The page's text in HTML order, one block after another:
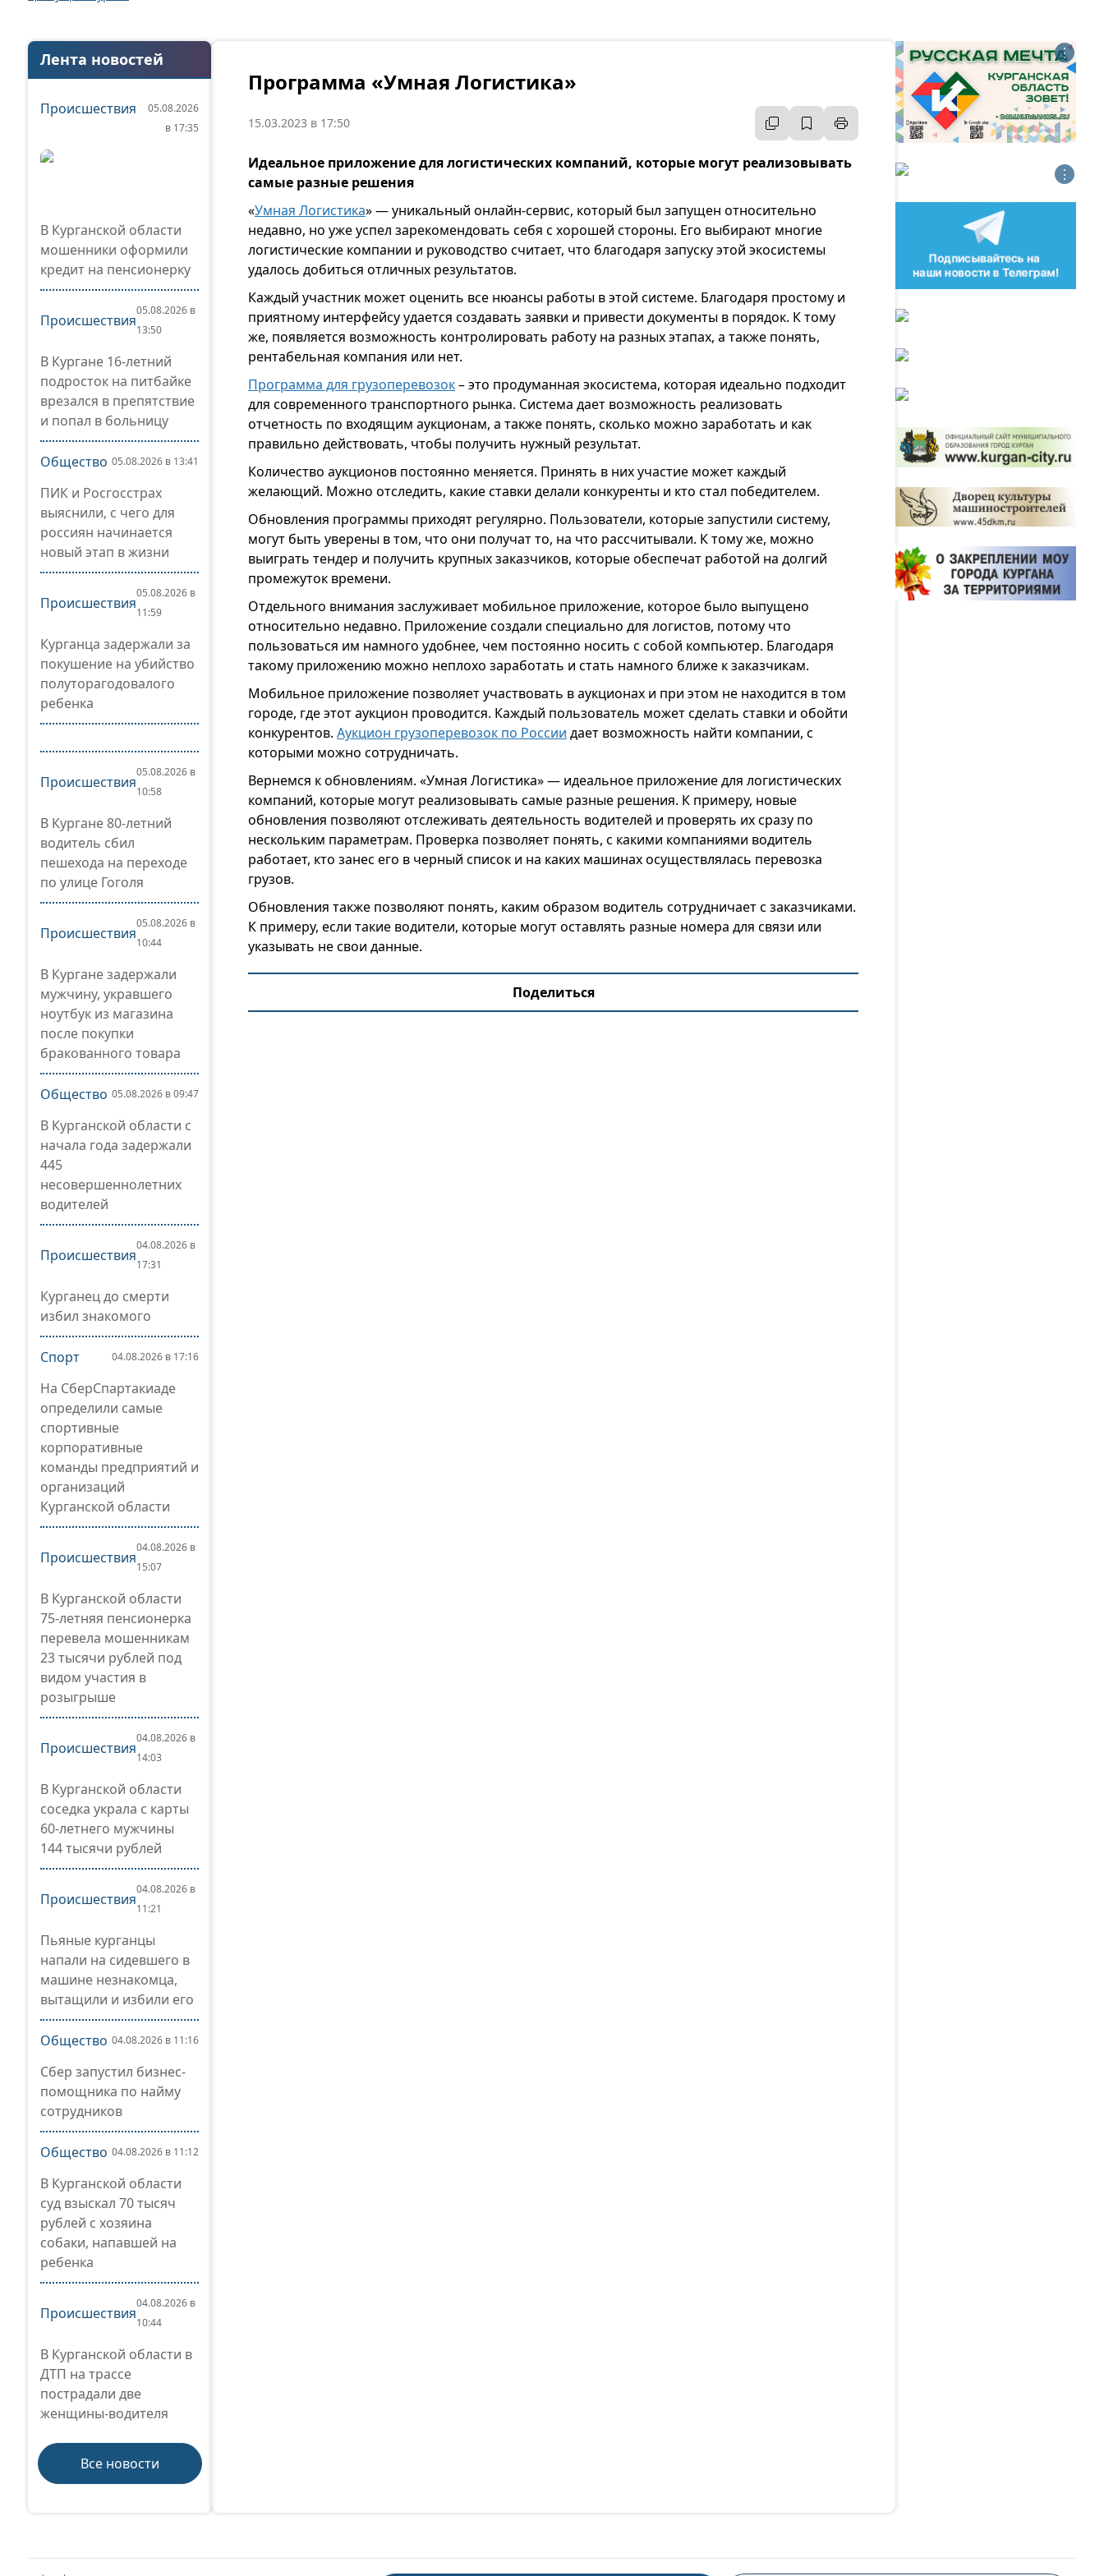
Лента новостей
Происшествия
05.08.2026
в 17:35
В Курганской области
мошенники оформили
кредит на пенсионерку
Происшествия
05.08.2026 в
13:50
В Кургане 16-летний
подросток на питбайке
врезался в препятствие
и попал в больницу
Общество 05.08.2026 в 13:41
ПИК и Росгосстрах
выяснили, с чего для
россиян начинается
новый этап в жизни
Происшествия
05.08.2026 в
11:59
Курганца задержали за
покушение на убийство
полуторагодовалого
ребенка
Происшествия
05.08.2026 в
10:58
В Кургане 80-летний
водитель сбил
пешехода на переходе
по улице Гоголя
Происшествия
05.08.2026 в
10:44
В Кургане задержали
мужчину, укравшего
ноутбук из магазина
после покупки
бракованного товара
Общество 05.08.2026 в 09:47
В Курганской области с
начала года задержали
445
несовершеннолетних
водителей
Происшествия
04.08.2026 в
17:31
Курганец до смерти
избил знакомого
Спорт 04.08.2026 в 17:16
На СберСпартакиаде
определили самые
спортивные
корпоративные
команды предприятий и
организаций
Курганской области
Происшествия
04.08.2026 в
15:07
В Курганской области
75-летняя пенсионерка
перевела мошенникам
23 тысячи рублей под
видом участия в
розыгрыше
Происшествия
04.08.2026 в
14:03
В Курганской области
соседка украла с карты
60-летнего мужчины
144 тысячи рублей
Происшествия
04.08.2026 в
11:21
Пьяные курганцы
напали на сидевшего в
машине незнакомца,
вытащили и избили его
Общество 04.08.2026 в 11:16
Сбер запустил бизнес-
помощника по найму
сотрудников
Общество 04.08.2026 в 11:12
В Курганской области
суд взыскал 70 тысяч
рублей с хозяина
собаки, напавшей на
ребенка
Происшествия
04.08.2026 в
10:44
В Курганской области в
ДТП на трассе
пострадали две
женщины-водителя
Все новости
Программа «Умная Логистика»
15.03.2023 в 17:50
Идеальное приложение для логистических компаний, которые могут реализовывать
самые разные решения
«Умная Логистика» — уникальный онлайн-сервис, который был запущен относительно
недавно, но уже успел зарекомендовать себя с хорошей стороны. Его выбирают многие
логистические компании и руководство считает, что благодаря запуску этой экосистемы
удалось добиться отличных результатов.
Каждый участник может оценить все нюансы работы в этой системе. Благодаря простому и
приятному интерфейсу удается создавать заявки и привести документы в порядок. К тому
же, появляется возможность контролировать работу на разных этапах, а также понять,
рентабельная компания или нет.
Программа для грузоперевозок– это продуманная экосистема, которая идеально подходит
для современного транспортного рынка. Система дает возможность реализовать
отчетность по входящим аукционам, а также понять, сколько можно заработать и как
правильно действовать, чтобы получить нужный результат.
Количество аукционов постоянно меняется. Принять в них участие может каждый
желающий. Можно отследить, какие ставки делали конкуренты и кто стал победителем.
Обновления программы приходят регулярно. Пользователи, которые запустили систему,
могут быть уверены в том, что они получат то, на что рассчитывали. К тому же, можно
выиграть тендер и получить крупных заказчиков, которые обеспечат работой на долгий
промежуток времени.
Отдельного внимания заслуживает мобильное приложение, которое было выпущено
относительно недавно. Приложение создали специально для логистов, потому что
пользоваться им намного удобнее, чем постоянно носить с собой компьютер. Благодаря
такому приложению можно неплохо заработать и стать намного ближе к заказчикам.
Мобильное приложение позволяет участвовать в аукционах и при этом не находится в том
городе, где этот аукцион проводится. Каждый пользователь может сделать ставки и обойти
конкурентов. Аукцион грузоперевозок по России дает возможность найти компании, с
которыми можно сотрудничать.
Вернемся к обновлениям. «Умная Логистика» — идеальное приложение для логистических
компаний, которые могут реализовывать самые разные решения. К примеру, новые
обновления позволяют отслеживать деятельность водителей и проверять их сразу по
нескольким параметрам. Проверка позволяет понять, с какими компаниями водитель
работает, кто занес его в черный список и на каких машинах осуществлялась перевозка
грузов.
Обновления также позволяют понять, каким образом водитель сотрудничает с заказчиками.
К примеру, если такие водители, которые могут оставлять разные номера для связи или
указывать не свои данные.
Поделиться
⋮
⋮